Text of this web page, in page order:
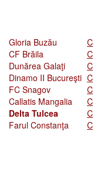
Gloria Buzău
C
CF Brăila
C
Dunărea Galaţi
C
Dinamo II Bucureşti C
FC Snagov
C
Callatis Mangalia
C
Delta Tulcea
C
Farul Constanţa
C